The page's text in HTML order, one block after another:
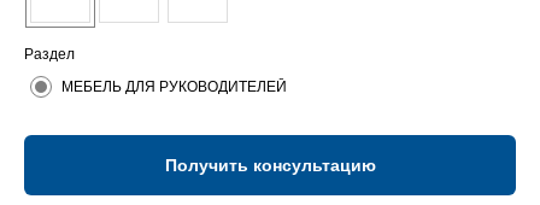
Раздел
МЕБЕЛЬ ДЛЯ РУКОВОДИТЕЛЕЙ
Получить консультацию